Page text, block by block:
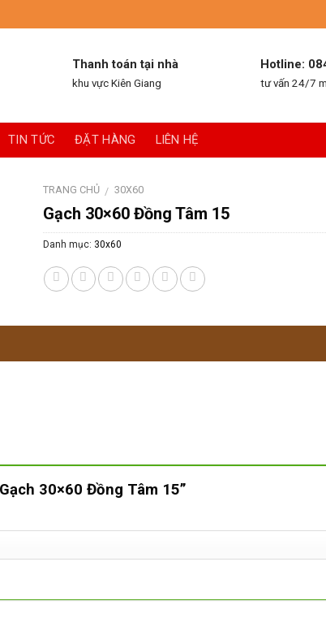
Thanh toán tại nhà
khu vực Kiên Giang
Hotline:
tư vấn 24/7
TIN TỨC ĐẶT HÀNG LIÊN HỆ
TRANG CHỦ / 30X60
Gạch 30×60 Đồng Tâm 15
Danh mục: 30x60
30×60 Đồng Tâm 15”